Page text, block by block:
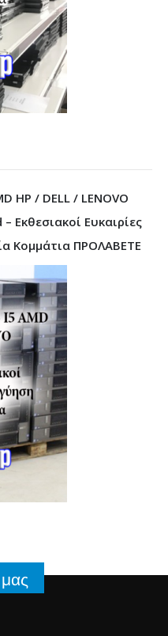
HP / DELL / LENOVO
Εκθεσιακοί Ευκαιρίες
Κομμάτια ΠΡΟΛΑΒΕΤΕ